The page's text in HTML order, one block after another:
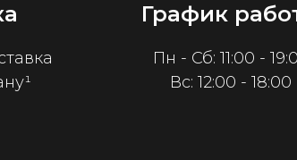
График
Пн - Сб: 11:00 -
Вс: 12:00 - 18:00